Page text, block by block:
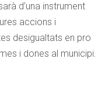
d’una instrument
accions i
desigualtats en pro
i dones al municipi.